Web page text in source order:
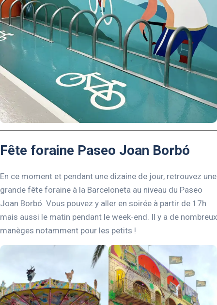
Fête foraine Paseo Joan Borbó
En ce moment et pendant une dizaine de jour, retrouvez une
grande fête foraine à la Barceloneta au niveau du Paseo
Joan Borbó. Vous pouvez y aller en soirée à partir de 17h
mais aussi le matin pendant le week-end. Il y a de nombreux
manèges notamment pour les petits !